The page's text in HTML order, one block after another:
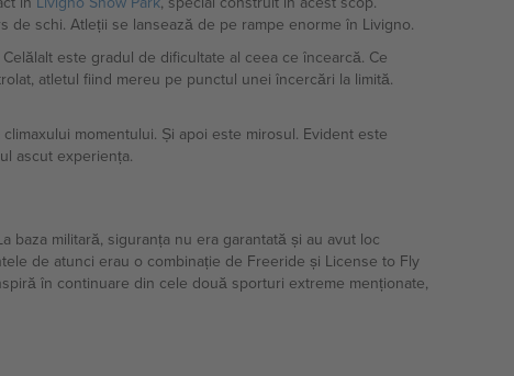
schi. Atleții se lansează de pe rampe enorme în Livigno.
este gradul de dificultate al ceea ce încearcă. Ce
atletul fiind mereu pe punctul unei încercări la limită.
momentului. Și apoi este mirosul. Evident este
ascut experiența.
baza militară, siguranța nu era garantată și au avut loc
de atunci erau o combinație de Freeride și License to Fly
în continuare din cele două sporturi extreme menționate,